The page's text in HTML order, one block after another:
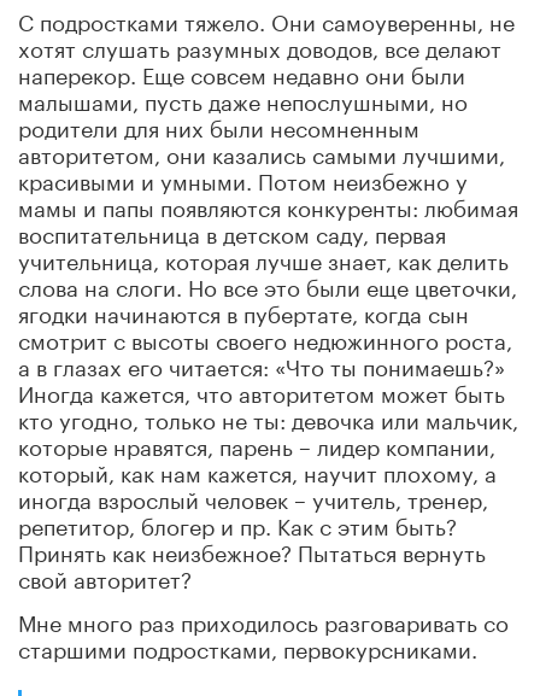
С подростками тяжело. Они самоуверенны, не
хотят слушать разумных доводов, все делают
наперекор. Еще совсем недавно они были
малышами, пусть даже непослушными, но
родители для них были несомненным
авторитетом, они казались самыми лучшими,
красивыми и умными. Потом неизбежно у
мамы и папы появляются конкуренты: любимая
воспитательница в детском саду, первая
учительница, которая лучше знает, как делить
слова на слоги. Но все это были еще цветочки,
ягодки начинаются в пубертате, когда сын
смотрит с высоты своего недюжинного роста,
а в глазах его читается: «Что ты понимаешь?»
Иногда кажется, что авторитетом может быть
кто угодно, только не ты: девочка или мальчик,
которые нравятся, парень – лидер компании,
который, как нам кажется, научит плохому, а
иногда взрослый человек – учитель, тренер,
репетитор, блогер и пр. Как с этим быть?
Принять как неизбежное? Пытаться вернуть
свой авторитет?
Мне много раз приходилось разговаривать со
старшими подростками, первокурсниками.